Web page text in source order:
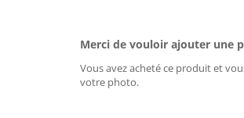
Merci de vouloir ajouter une
Vous avez acheté ce produit et
votre photo.